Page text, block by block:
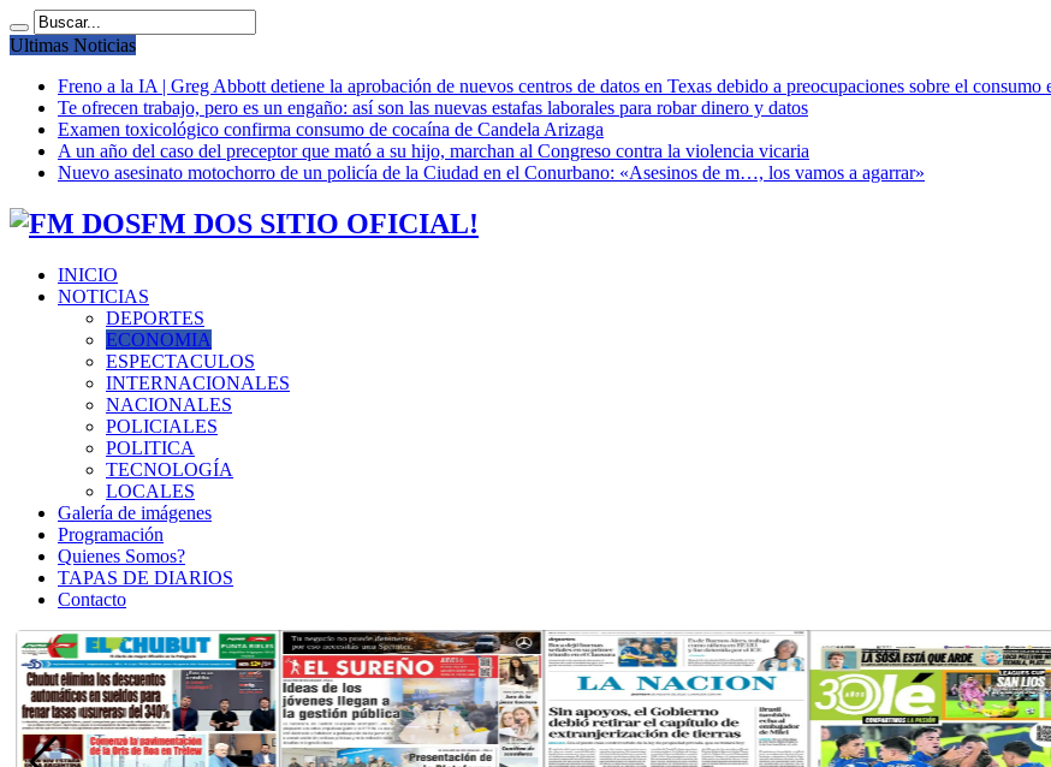
Ultimas Noticias
Freno a la IA | Greg Abbott detiene la aprobación de nuevos centros de datos en Texas debido a preocupaciones sobre el consumo
Te ofrecen trabajo, pero es un engaño: así son las nuevas estafas laborales para robar dinero y datos
Examen toxicológico confirma consumo de cocaína de Candela Arizaga
A un año del caso del preceptor que mató a su hijo, marchan al Congreso contra la violencia vicaria
Nuevo asesinato motochorro de un policía de la Ciudad en el Conurbano: «Asesinos de m…, los vamos a agarrar»
FM DOS SITIO OFICIAL!
INICIO
NOTICIAS
DEPORTES
ECONOMIA
ESPECTACULOS
INTERNACIONALES
NACIONALES
POLICIALES
POLITICA
TECNOLOGÍA
LOCALES
Galería de imágenes
Programación
Quienes Somos?
TAPAS DE DIARIOS
Contacto